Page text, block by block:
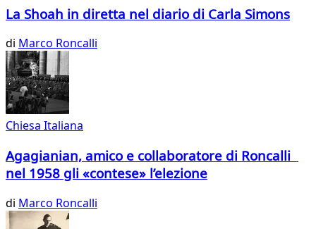
La Shoah in diretta nel diario di Carla Simons
di Marco Roncalli
Chiesa Italiana
Agagianian, amico e collaboratore di Roncalli
nel 1958 gli «contese» l’elezione
di Marco Roncalli